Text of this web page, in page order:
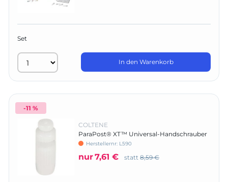
Set
In den Warenkorb
-11 %
COLTENE
ParaPost® XT™ Universal-Handschrauber
Herstellernr: L590
nur7,61 € statt 8,59 €